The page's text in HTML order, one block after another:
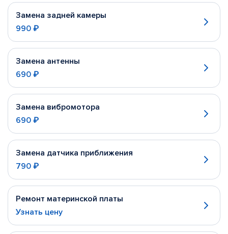
Замена задней камеры
990 ₽
Замена антенны
690 ₽
Замена вибромотора
690 ₽
Замена датчика приближения
790 ₽
Ремонт материнской платы
Узнать цену